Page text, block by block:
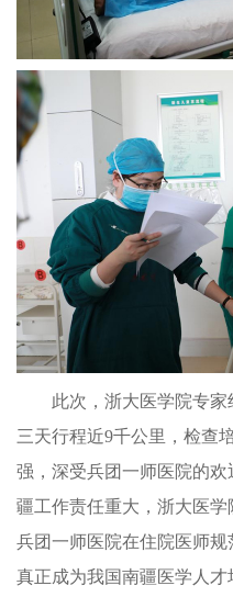
此次，浙大医学院专家
三天行程近9千公里，检查
强，深受兵团一师医院的
疆工作责任重大，浙大医
兵团一师医院在住院医师
真正成为我国南疆医学人才